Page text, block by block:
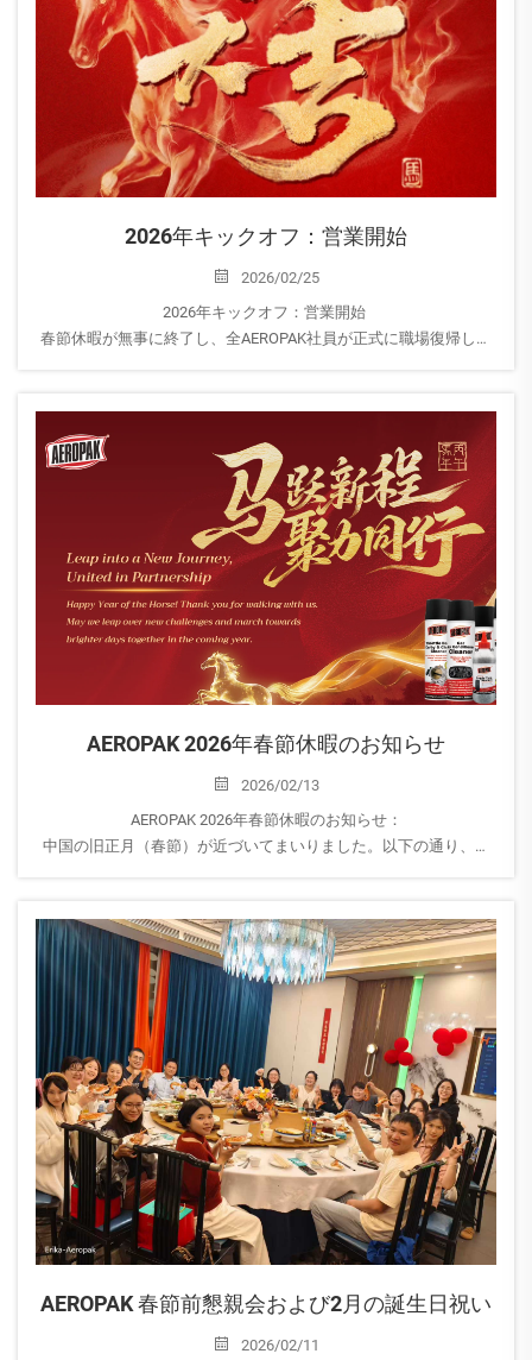
2026年キックオフ：営業開始
2026/02/25
2026年キックオフ：営業開始
春節休暇が無事に終了し、全AEROPAK社員が正式に職場復帰しま
は、今すぐご対応可能で...
AEROPAK 2026年春節休暇のお知らせ
2026/02/13
AEROPAK 2026年春節休暇のお知らせ：
中国の旧正月（春節）が近づいてまいりました。以下の通り、当
AEROPAK 春節前懇親会および2月の誕生日祝い
2026/02/11